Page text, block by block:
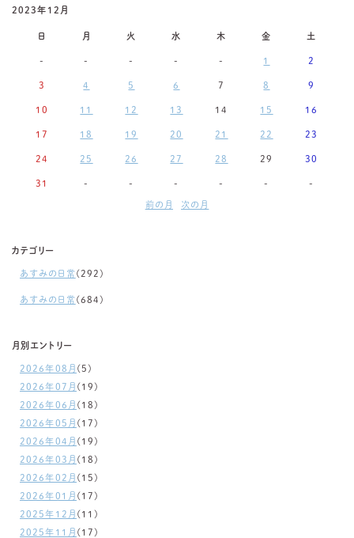
2023年12月
日 月 火 水 木 金 土
- - - - - 1 2
3 4 5 6 7 8 9
10 11 12 13 14 15 16
17 18 19 20 21 22 23
24 25 26 27 28 29 30
31 - - - - - -
前の月 次の月
カテゴリー
あすみの日常(292)
あすみの日常(684)
月別エントリー
2026年08月 (5)
2026年07月 (19)
2026年06月 (18)
2026年05月 (17)
2026年04月 (19)
2026年03月 (18)
2026年02月 (15)
2026年01月 (17)
2025年12月 (11)
2025年11月 (17)